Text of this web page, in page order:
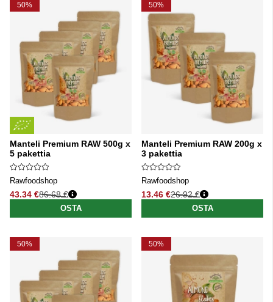
50%
Manteli Premium RAW 500g x
5 pakettia
Rawfoodshop
43.34 €
Normaali hinta
86.68 €
OSTA
50%
Manteli Premium RAW 200g x
3 pakettia
Rawfoodshop
13.46 €
Normaali hinta
26.92 €
OSTA
50% 50%